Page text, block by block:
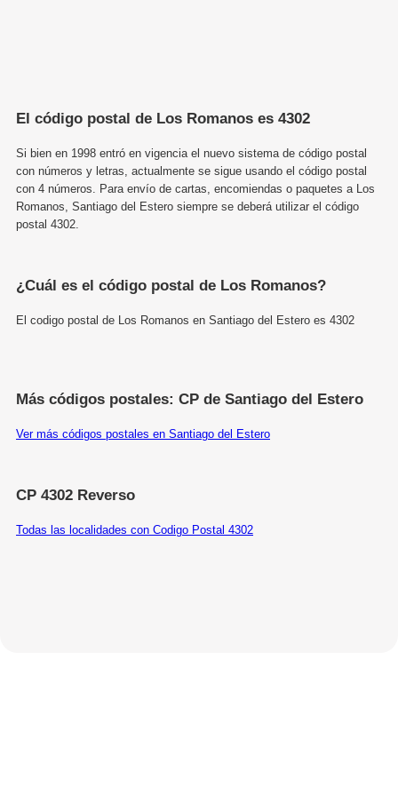
El código postal de Los Romanos es 4302
Si bien en 1998 entró en vigencia el nuevo sistema de código postal
con números y letras, actualmente se sigue usando el código postal
con 4 números. Para envío de cartas, encomiendas o paquetes a Los
Romanos, Santiago del Estero siempre se deberá utilizar el código
postal 4302.
¿Cuál es el código postal de Los Romanos?
El codigo postal de Los Romanos en Santiago del Estero es 4302
Más códigos postales: CP de Santiago del Estero
Ver más códigos postales en Santiago del Estero
CP 4302 Reverso
Todas las localidades con Codigo Postal 4302